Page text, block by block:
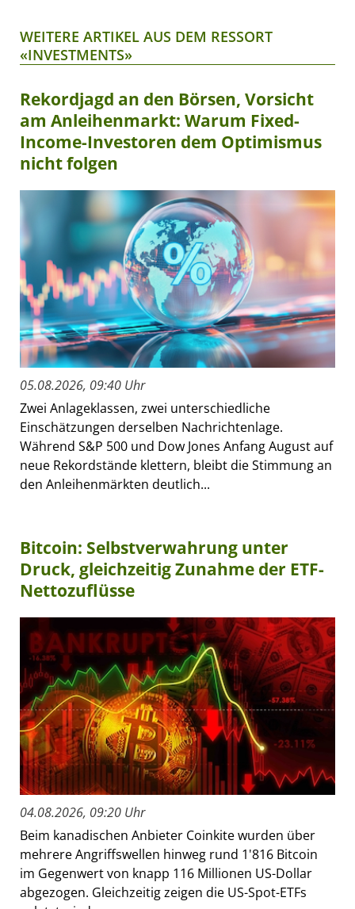
WEITERE ARTIKEL AUS DEM RESSORT
«INVESTMENTS»
Rekordjagd an den Börsen, Vorsicht
am Anleihenmarkt: Warum Fixed-
Income-Investoren dem Optimismus
nicht folgen
05.08.2026, 09:40 Uhr
Zwei Anlageklassen, zwei unterschiedliche
Einschätzungen derselben Nachrichtenlage.
Während S&P 500 und Dow Jones Anfang August auf
neue Rekordstände klettern, bleibt die Stimmung an
den Anleihenmärkten deutlich...
Bitcoin: Selbstverwahrung unter
Druck, gleichzeitig Zunahme der ETF-
Nettozuflüsse
04.08.2026, 09:20 Uhr
Beim kanadischen Anbieter Coinkite wurden über
mehrere Angriffswellen hinweg rund 1'816 Bitcoin
im Gegenwert von knapp 116 Millionen US-Dollar
abgezogen. Gleichzeitig zeigen die US-Spot-ETFs